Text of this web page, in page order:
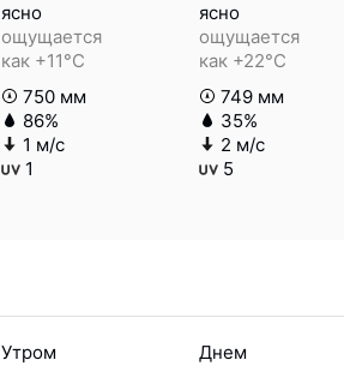
ясно
ощущается
как +11°C
750 мм
86%
1 м/с
1
ясно
ощущается
как +22°C
749 мм
35%
2 м/с
5
Утром Днем